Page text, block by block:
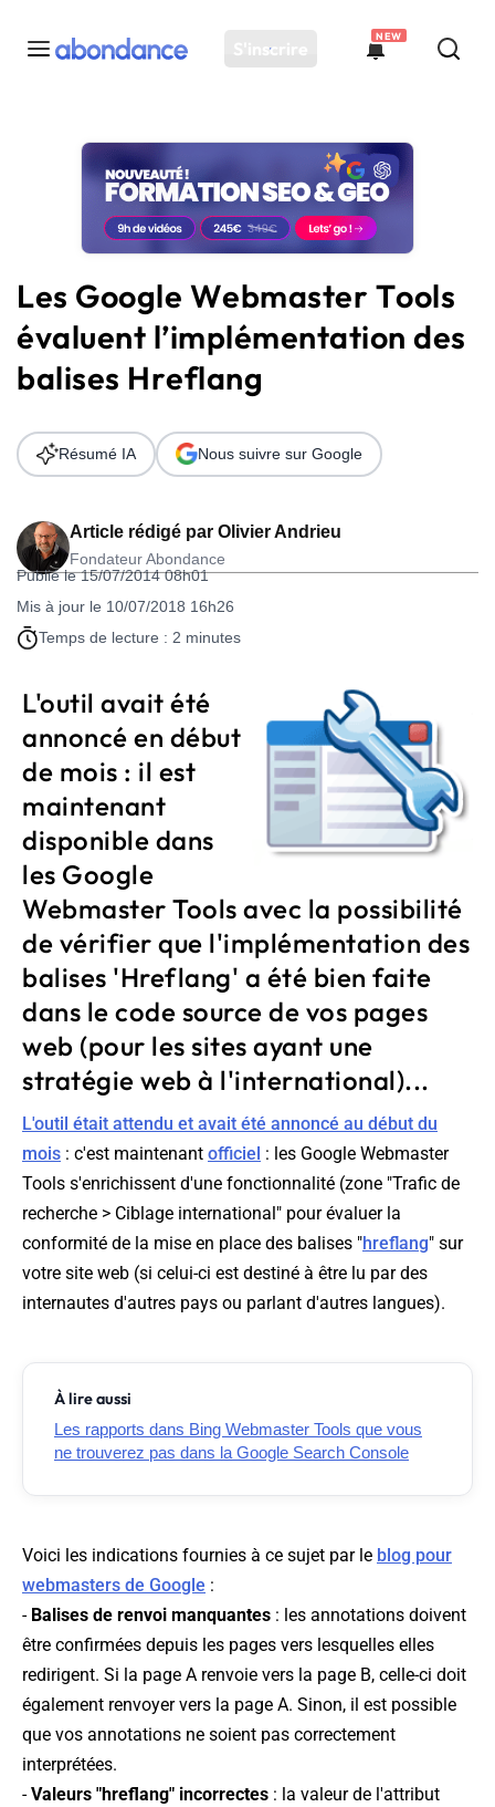
S'inscrire
NEW
Toutes les actus
Actus SEO
Plateforme
Solutions
Ressources
Audit SEO
Les Google Webmaster Tools
évaluent l’implémentation des
balises Hreflang
Article rédigé par Olivier Andrieu
Fondateur Abondance
Publié le 15/07/2014 08h01
Mis à jour le 10/07/2018 16h26
Temps de lecture : 2 minutes
Résumé IA Nous suivre sur Google
L'outil avait été
annoncé en début
de mois : il est
maintenant
disponible dans
les Google
Webmaster Tools avec la possibilité
de vérifier que l'implémentation des
balises 'Hreflang' a été bien faite
dans le code source de vos pages
web (pour les sites ayant une
stratégie web à l'international)...
L'outil était attendu et avait été annoncé au début du
mois : c'est maintenant officiel : les Google Webmaster
Tools s'enrichissent d'une fonctionnalité (zone "Trafic de
recherche > Ciblage international " pour évaluer la
conformité de la mise en place des balises "hreflang" sur
votre site web (si celui-ci est destiné à être lu par des
internautes d'autres pays ou parlant d'autres langues).
À lire aussi
Les rapports dans Bing Webmaster Tools que vous
ne trouverez pas dans la Google Search Console
Voici les indications fournies à ce sujet par le blog pour
webmasters de Google :
- Balises de renvoi manquantes : les annotations doivent
être confirmées depuis les pages vers lesquelles elles
redirigent. Si la page A renvoie vers la page B, celle-ci doit
également renvoyer vers la page A. Sinon, il est possible
que vos annotations ne soient pas correctement
interprétées.
-Valeurs "hreflang" incorrectes : la valeur de l'attribut